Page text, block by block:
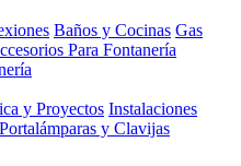
Baños y Cocinas Gas
Para Fontanería
y Proyectos Instalaciones
y Clavijas